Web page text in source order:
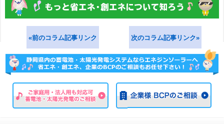
«前のコラム記事リンク 次のコラム記事リンク»